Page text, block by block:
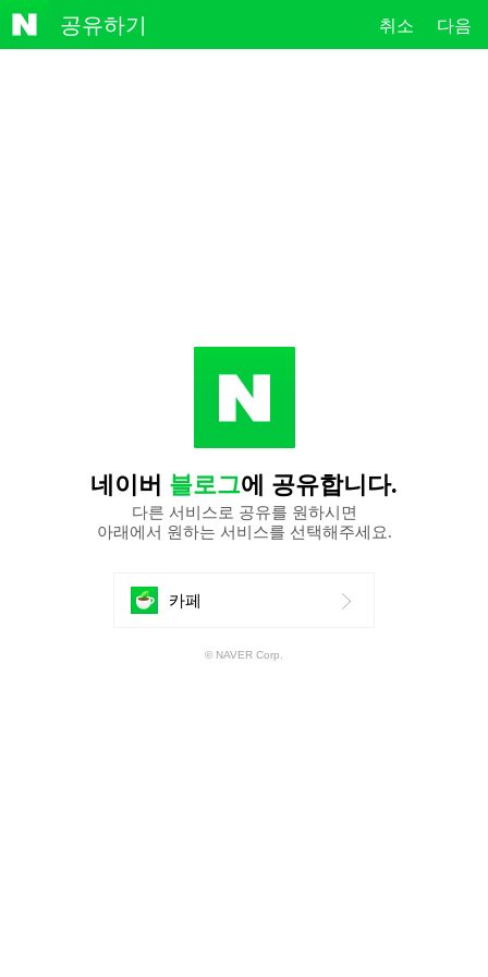
NAVE
공유하기 취소 다음
네이버 블로그에 공유합니다.
다른 서비스로 공유를 원하시면
아래에서 원하는 서비스를 선택해주세요.
카페
공
© NAVER Corp.